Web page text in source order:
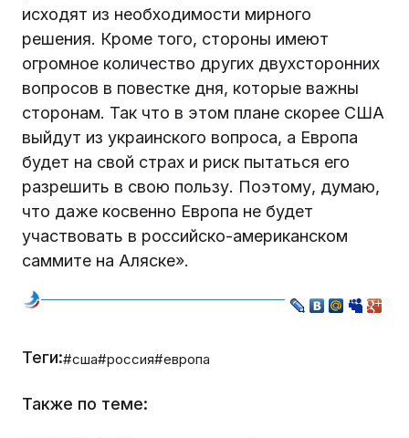
исходят из необходимости мирного
решения. Кроме того, стороны имеют
огромное количество других двухсторонних
вопросов в повестке дня, которые важны
сторонам. Так что в этом плане скорее США
выйдут из украинского вопроса, а Европа
будет на свой страх и риск пытаться его
разрешить в свою пользу. Поэтому, думаю,
что даже косвенно Европа не будет
участвовать в российско-американском
саммите на Аляске».
Теги:#сша#россия#европа
Также по теме: